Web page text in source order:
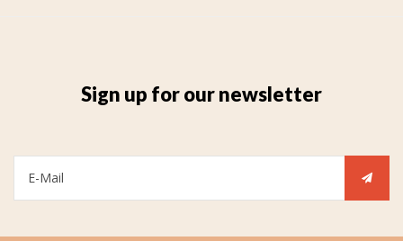
Sign up for our newsletter